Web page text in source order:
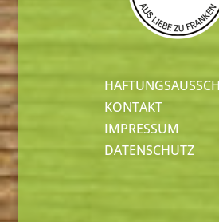
KONTAKT
IMPRESSUM
DATENSCHUTZ